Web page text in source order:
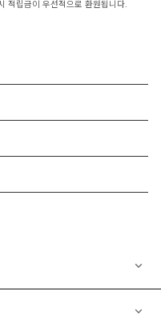
적립금이 우선적으로 환원됩니다.